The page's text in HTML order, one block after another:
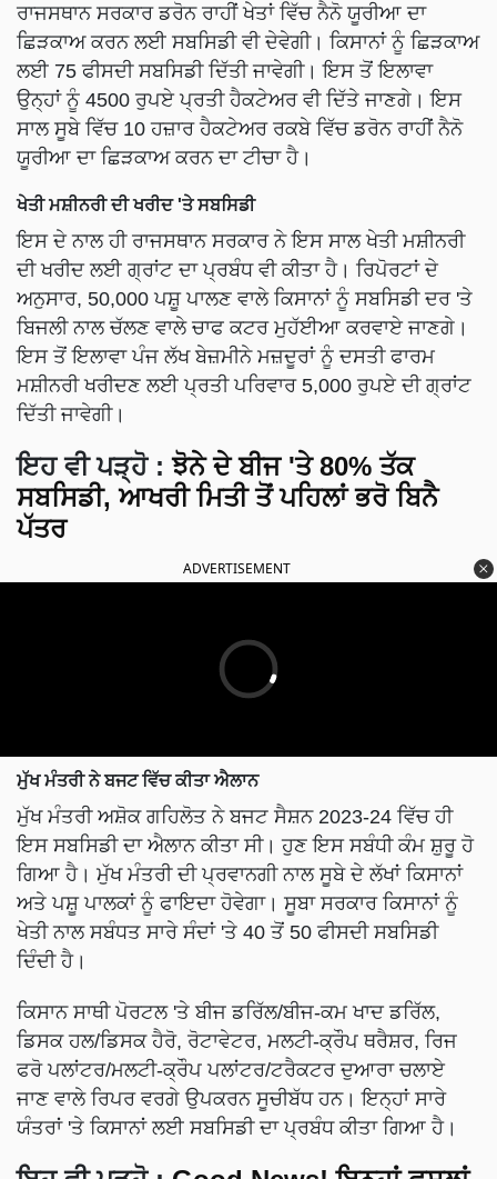
ਰਾਜਸਥਾਨ ਸਰਕਾਰ ਡਰੋਨ ਰਾਹੀਂ ਖੇਤਾਂ ਵਿੱਚ ਨੈਨੋ ਯੂਰੀਆ ਦਾ
ਛਿੜਕਾਅ ਕਰਨ ਲਈ ਸਬਸਿਡੀ ਵੀ ਦੇਵੇਗੀ। ਕਿਸਾਨਾਂ ਨੂੰ ਛਿੜਕਾਅ
ਲਈ 75 ਫੀਸਦੀ ਸਬਸਿਡੀ ਦਿੱਤੀ ਜਾਵੇਗੀ। ਇਸ ਤੋਂ ਇਲਾਵਾ
ਉਨ੍ਹਾਂ ਨੂੰ 4500 ਰੁਪਏ ਪ੍ਰਤੀ ਹੈਕਟੇਅਰ ਵੀ ਦਿੱਤੇ ਜਾਣਗੇ। ਇਸ
ਸਾਲ ਸੂਬੇ ਵਿੱਚ 10 ਹਜ਼ਾਰ ਹੈਕਟੇਅਰ ਰਕਬੇ ਵਿੱਚ ਡਰੋਨ ਰਾਹੀਂ ਨੈਨੋ
ਯੂਰੀਆ ਦਾ ਛਿੜਕਾਅ ਕਰਨ ਦਾ ਟੀਚਾ ਹੈ।
ਖੇਤੀ ਮਸ਼ੀਨਰੀ ਦੀ ਖਰੀਦ 'ਤੇ ਸਬਸਿਡੀ
ਇਸ ਦੇ ਨਾਲ ਹੀ ਰਾਜਸਥਾਨ ਸਰਕਾਰ ਨੇ ਇਸ ਸਾਲ ਖੇਤੀ ਮਸ਼ੀਨਰੀ
ਦੀ ਖਰੀਦ ਲਈ ਗ੍ਰਾਂਟ ਦਾ ਪ੍ਰਬੰਧ ਵੀ ਕੀਤਾ ਹੈ। ਰਿਪੋਰਟਾਂ ਦੇ
ਅਨੁਸਾਰ, 50,000 ਪਸ਼ੂ ਪਾਲਣ ਵਾਲੇ ਕਿਸਾਨਾਂ ਨੂੰ ਸਬਸਿਡੀ ਦਰ 'ਤੇ
ਬਿਜਲੀ ਨਾਲ ਚੱਲਣ ਵਾਲੇ ਚਾਫ ਕਟਰ ਮੁਹੱਈਆ ਕਰਵਾਏ ਜਾਣਗੇ।
ਇਸ ਤੋਂ ਇਲਾਵਾ ਪੰਜ ਲੱਖ ਬੇਜ਼ਮੀਨੇ ਮਜ਼ਦੂਰਾਂ ਨੂੰ ਦਸਤੀ ਫਾਰਮ
ਮਸ਼ੀਨਰੀ ਖਰੀਦਣ ਲਈ ਪ੍ਰਤੀ ਪਰਿਵਾਰ 5,000 ਰੁਪਏ ਦੀ ਗ੍ਰਾਂਟ
ਦਿੱਤੀ ਜਾਵੇਗੀ।
ਇਹ ਵੀ ਪੜ੍ਹੋ : ਝੋਨੇ ਦੇ ਬੀਜ 'ਤੇ 80% ਤੱਕ
ਸਬਸਿਡੀ, ਆਖਰੀ ਮਿਤੀ ਤੋਂ ਪਹਿਲਾਂ ਭਰੋ ਬਿਨੈ
ਪੱਤਰ
ADVERTISEMENT
ਮੁੱਖ ਮੰਤਰੀ ਨੇ ਬਜਟ ਵਿੱਚ ਕੀਤਾ ਐਲਾਨ
ਮੁੱਖ ਮੰਤਰੀ ਅਸ਼ੋਕ ਗਹਿਲੋਤ ਨੇ ਬਜਟ ਸੈਸ਼ਨ 2023-24 ਵਿੱਚ ਹੀ
ਇਸ ਸਬਸਿਡੀ ਦਾ ਐਲਾਨ ਕੀਤਾ ਸੀ। ਹੁਣ ਇਸ ਸਬੰਧੀ ਕੰਮ ਸ਼ੁਰੂ ਹੋ
ਗਿਆ ਹੈ। ਮੁੱਖ ਮੰਤਰੀ ਦੀ ਪ੍ਰਵਾਨਗੀ ਨਾਲ ਸੂਬੇ ਦੇ ਲੱਖਾਂ ਕਿਸਾਨਾਂ
ਅਤੇ ਪਸ਼ੂ ਪਾਲਕਾਂ ਨੂੰ ਫਾਇਦਾ ਹੋਵੇਗਾ। ਸੂਬਾ ਸਰਕਾਰ ਕਿਸਾਨਾਂ ਨੂੰ
ਖੇਤੀ ਨਾਲ ਸਬੰਧਤ ਸਾਰੇ ਸੰਦਾਂ 'ਤੇ 40 ਤੋਂ 50 ਫੀਸਦੀ ਸਬਸਿਡੀ
ਦਿੰਦੀ ਹੈ।
ਕਿਸਾਨ ਸਾਥੀ ਪੋਰਟਲ 'ਤੇ ਬੀਜ ਡਰਿੱਲ/ਬੀਜ-ਕਮ ਖਾਦ ਡਰਿੱਲ,
ਡਿਸਕ ਹਲ/ਡਿਸਕ ਹੈਰੋ, ਰੋਟਾਵੇਟਰ, ਮਲਟੀ-ਕ੍ਰੌਪ ਥਰੈਸ਼ਰ, ਰਿਜ
ਫਰੋ ਪਲਾਂਟਰ/ਮਲਟੀ-ਕ੍ਰੌਪ ਪਲਾਂਟਰ/ਟਰੈਕਟਰ ਦੁਆਰਾ ਚਲਾਏ
ਜਾਣ ਵਾਲੇ ਰਿਪਰ ਵਰਗੇ ਉਪਕਰਨ ਸੂਚੀਬੱਧ ਹਨ। ਇਨ੍ਹਾਂ ਸਾਰੇ
ਯੰਤਰਾਂ 'ਤੇ ਕਿਸਾਨਾਂ ਲਈ ਸਬਸਿਡੀ ਦਾ ਪ੍ਰਬੰਧ ਕੀਤਾ ਗਿਆ ਹੈ।